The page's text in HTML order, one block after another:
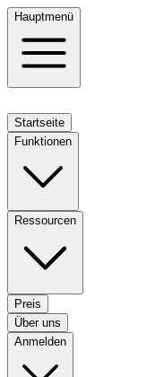
Hauptmenü
Startseite
Funktionen
Ressourcen
Preis
Über uns
Anmelden